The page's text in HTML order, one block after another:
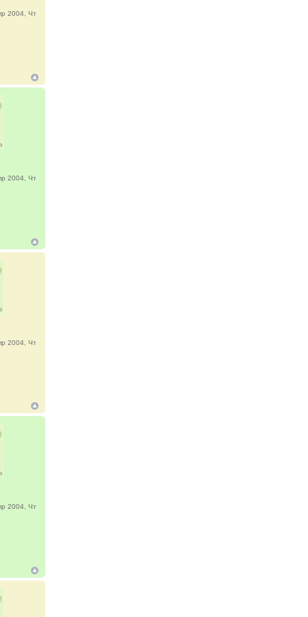
2004, Чт
2004, Чт
2004, Чт
2004, Чт